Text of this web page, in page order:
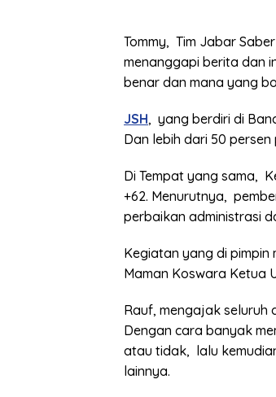
Tommy, Tim Jabar
menanggapi berita dan
benar dan mana yang
JSH, yang berdiri di
Dan lebih dari 50
Di Tempat yang sama,
+62. Menurutnya,
perbaikan administrasi
Kegiatan yang di pimpin
Maman Koswara Ketua
Rauf, mengajak seluruh
Dengan cara banyak
atau tidak, lalu
lainnya.